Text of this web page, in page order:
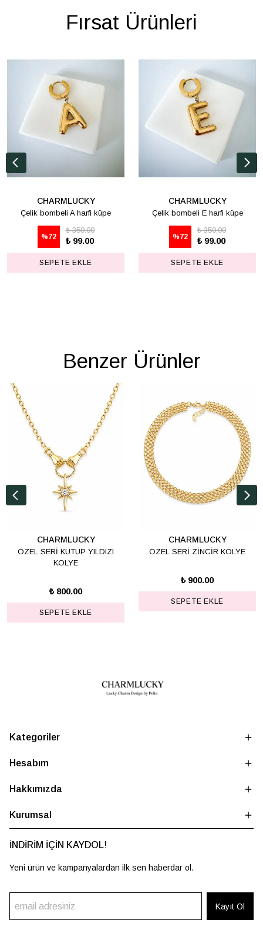
Fırsat Ürünleri
CHARMLUCKY
Çelik bombeli A harfi küpe
%72
₺ 350.00
₺ 99.00
SEPETE EKLE
CHARMLUCKY
Çelik bombeli E harfi küpe
%72
₺ 350.00
₺ 99.00
SEPETE EKLE
Benzer Ürünler
CHARMLUCKY
ÖZEL SERİ KUTUP YILDIZI
KOLYE
₺ 800.00
SEPETE EKLE
CHARMLUCKY
ÖZEL SERİ ZİNCİR KOLYE
₺ 900.00
SEPETE EKLE
Kategoriler
Hesabım
Hakkımızda
Kurumsal
İNDİRİM İÇİN KAYDOL!
Yeni ürün ve kampanyalardan ilk sen haberdar ol.
Kayıt Ol